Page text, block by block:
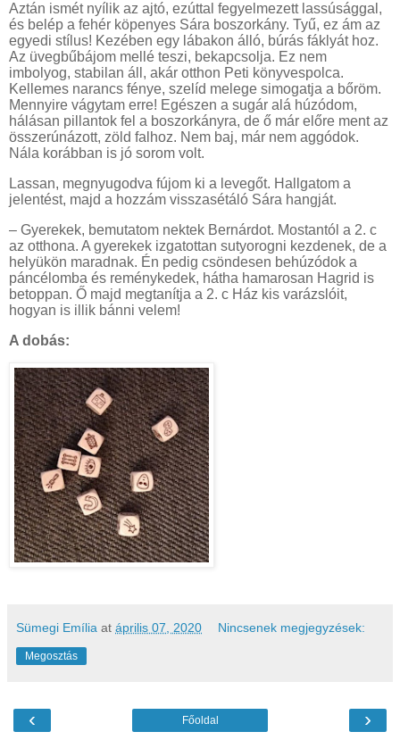
Aztán ismét nyílik az ajtó, ezúttal fegyelmezett lassúsággal,
és belép a fehér köpenyes Sára boszorkány. Tyű, ez ám az
egyedi stílus! Kezében egy lábakon álló, búrás fáklyát hoz.
Az üvegbűbájom mellé teszi, bekapcsolja. Ez nem
imbolyog, stabilan áll, akár otthon Peti könyvespolca.
Kellemes narancs fénye, szelíd melege simogatja a bőröm.
Mennyire vágytam erre! Egészen a sugár alá húzódom,
hálásan pillantok fel a boszorkányra, de ő már előre ment az
összerúnázott, zöld falhoz. Nem baj, már nem aggódok.
Nála korábban is jó sorom volt.
Lassan, megnyugodva fújom ki a levegőt. Hallgatom a
jelentést, majd a hozzám visszasétáló Sára hangját.
­– Gyerekek, bemutatom nektek Bernárdot. Mostantól a 2. c
az otthona. A gyerekek izgatottan sutyorogni kezdenek, de a
helyükön maradnak. Én pedig csöndesen behúzódok a
páncélomba és reménykedek, hátha hamarosan Hagrid is
betoppan. Ő majd megtanítja a 2. c Ház kis varázslóit,
hogyan is illik bánni velem!
A dobás:
Sümegi Emília at április 07, 2020 Nincsenek megjegyzések:
Megosztás
‹ ›
Főoldal